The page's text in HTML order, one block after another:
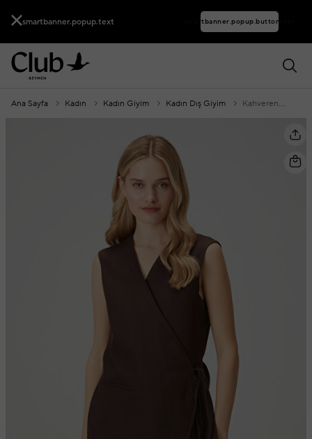
smartbanner.popup.text smartbanner.popup.buttontext
Ana Sayfa Kadın Kadın Giyim Kadın Dış Giyim Kahverengi Kruvaze Uzun Keten Yelek